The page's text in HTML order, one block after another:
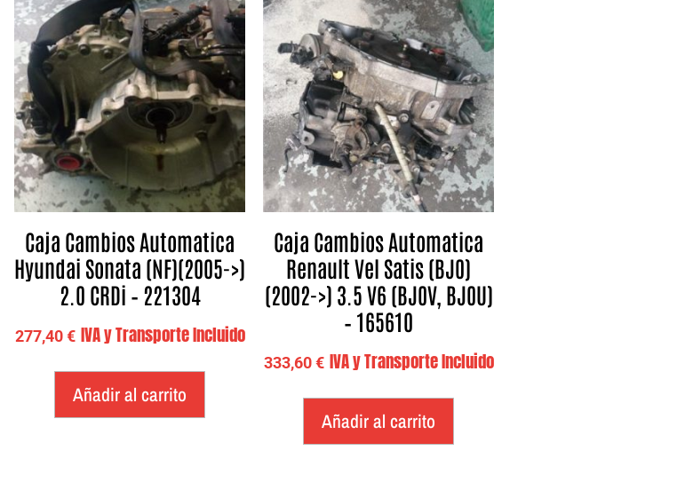
Caja Cambios Automatica
Hyundai Sonata (NF)(2005->)
2.0 CRDi – 221304
277,40€ IVA y Transporte Incluido
Añadir al carrito
Caja Cambios Automatica
Renault Vel Satis (BJ0)
(2002->) 3.5 V6 (BJ0V, BJ0U)
– 165610
333,60€ IVA y Transporte Incluido
Añadir al carrito